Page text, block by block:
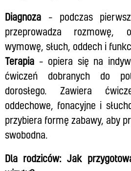
Diagnoza – podczas
przeprowadza rozmowę,
wymowę, słuch, oddech i
Terapia – opiera się na
ćwiczeń dobranych do
dorosłego. Zawiera
oddechowe, fonacyjne i
przybiera formę zabawy, aby
swobodna.
Dla rodziców: Jak